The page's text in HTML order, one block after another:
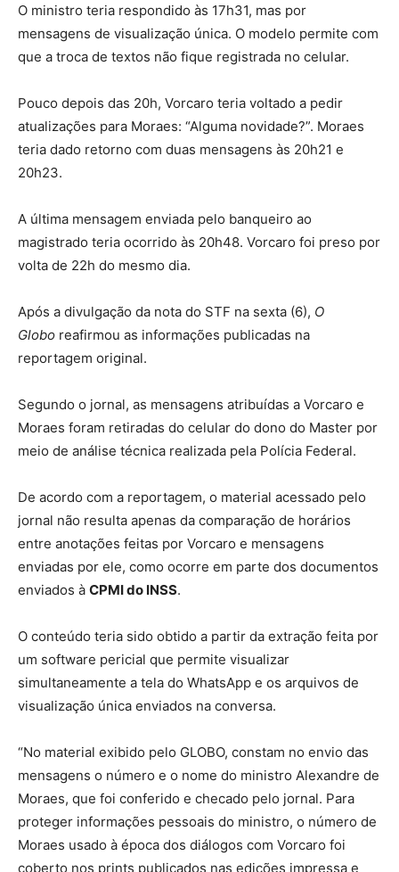
O ministro teria respondido às 17h31, mas por
mensagens de visualização única. O modelo permite com
que a troca de textos não fique registrada no celular.
Pouco depois das 20h, Vorcaro teria voltado a pedir
atualizações para Moraes: “Alguma novidade?”. Moraes
teria dado retorno com duas mensagens às 20h21 e
20h23.
A última mensagem enviada pelo banqueiro ao
magistrado teria ocorrido às 20h48. Vorcaro foi preso por
volta de 22h do mesmo dia.
Após a divulgação da nota do STF na sexta (6), O
Globo reafirmou as informações publicadas na
reportagem original.
Segundo o jornal, as mensagens atribuídas a Vorcaro e
Moraes foram retiradas do celular do dono do Master por
meio de análise técnica realizada pela Polícia Federal.
De acordo com a reportagem, o material acessado pelo
jornal não resulta apenas da comparação de horários
entre anotações feitas por Vorcaro e mensagens
enviadas por ele, como ocorre em parte dos documentos
enviados à CPMI do INSS.
O conteúdo teria sido obtido a partir da extração feita por
um software pericial que permite visualizar
simultaneamente a tela do WhatsApp e os arquivos de
visualização única enviados na conversa.
“No material exibido pelo GLOBO, constam no envio das
mensagens o número e o nome do ministro Alexandre de
Moraes, que foi conferido e checado pelo jornal. Para
proteger informações pessoais do ministro, o número de
Moraes usado à época dos diálogos com Vorcaro foi
coberto nos prints publicados nas edições impressa e